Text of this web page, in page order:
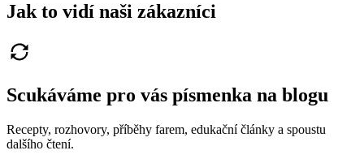
Jak to vidí naši zákazníci
Scukáváme pro vás písmenka na blogu
Recepty, rozhovory, příběhy farem, edukační články a spoustu
dalšího čtení.